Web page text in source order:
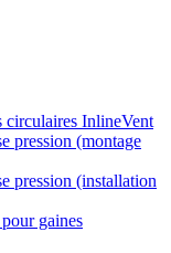
circulaires InlineVent
pression (montage
pression (installation
gaines